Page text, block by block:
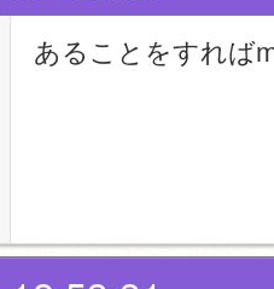
あることをすれば